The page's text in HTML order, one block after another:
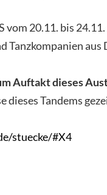
20.11. bis 24.11.
Tanzkompanien
Auftakt dieses
dieses Tandems
stuecke/#X4